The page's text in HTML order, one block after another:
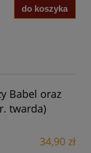
do koszyka
Babel oraz
twarda)
34,90 zł